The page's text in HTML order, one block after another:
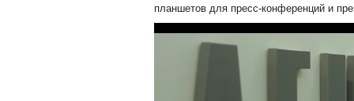
планшетов для пресс-конференций и